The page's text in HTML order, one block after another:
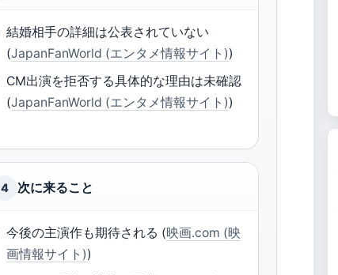
結婚相手の詳細は公表されていない
(JapanFanWorld (エンタメ情報サイト))
CM出演を拒否する具体的な理由は未確認
(JapanFanWorld (エンタメ情報サイト))
4 次に来ること
今後の主演作も期待される (映画.com (映
画情報サイト))